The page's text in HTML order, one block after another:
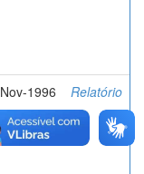
Nov-1996 Relatório